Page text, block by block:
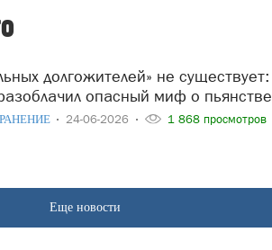
опасный миф о пьянстве
24-06-2026 1 868 просмотров
Еще новости